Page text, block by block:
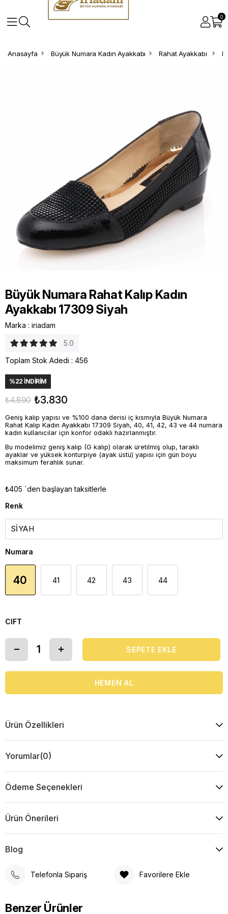
0
Anasayfa Büyük Numara Kadın Ayakkabı Rahat Ayakkabı
Büyük Numara Rahat Kalıp Kadın
Ayakkabı 17309 Siyah
Marka : iriadam
5.0
Toplam Stok Adedi : 456
%22 İNDIRIM
₺4.890 ₺3.830
Geniş kalıp yapısı ve %100 dana derisi iç kısmıyla Büyük Numara
Rahat Kalıp Kadın Ayakkabı 17309 Siyah, 40, 41, 42, 43 ve 44 numara
kadın kullanıcılar için konfor odaklı hazırlanmıştır.
Bu modelimiz geniş kalıp (G kalıp) olarak üretilmiş olup, taraklı
ayaklar ve yüksek konturpiye (ayak üstü) yapısı için gün boyu
maksimum ferahlık sunar.
₺405 `den başlayan taksitlerle
Renk
Numara
40 41 42 43 44
CIFT
Ürün Özellikleri
Yorumlar(0)
Ödeme Seçenekleri
Ürün Önerileri
Blog
Telefonla Sipariş Favorilere Ekle
Benzer Ürünler